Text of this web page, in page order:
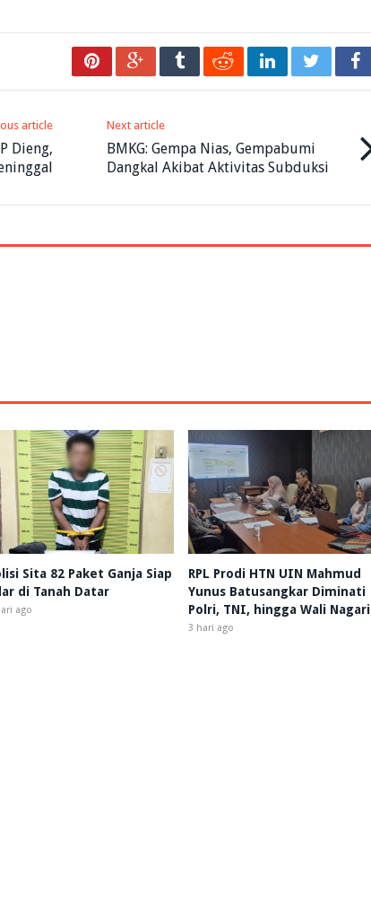
article
Dieng,
Next article
BMKG: Gempa Nias, Gempabumi
Dangkal Akibat Aktivitas Subduksi
Sita 82 Paket Ganja Siap
di Tanah Datar
ago
RPL Prodi HTN UIN Mahmud
Yunus Batusangkar Diminati
Polri, TNI, hingga Wali Nagari
3 hari ago